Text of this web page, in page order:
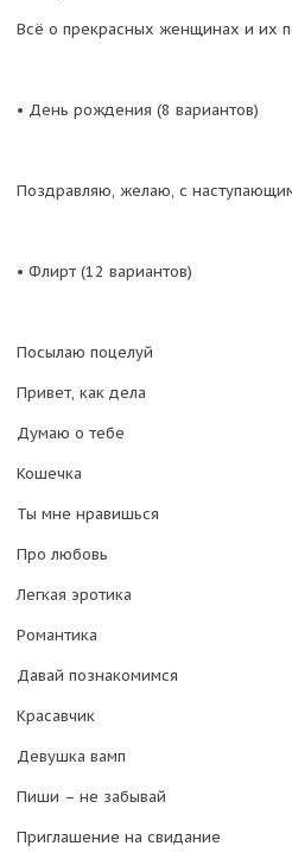
Всё о прекрасных женщинах и их
• День рождения (8 вариантов)
Поздравляю, желаю, с
• Флирт (12 вариантов)
Посылаю поцелуй
Привет, как дела
Думаю о тебе
Кошечка
Ты мне нравишься
Про любовь
Легкая эротика
Романтика
Давай познакомимся
Красавчик
Девушка вамп
Пиши – не забывай
Приглашение на свидание